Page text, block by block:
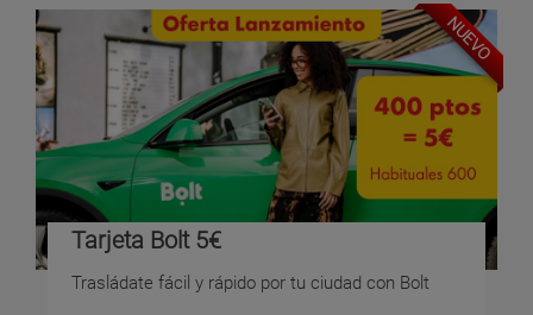
NUEVO
Tarjeta Bolt 5€
Trasládate fácil y rápido por tu ciudad con Bolt